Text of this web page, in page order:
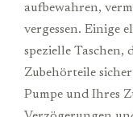
aufbewahren,
vergessen. Einige
spezielle Taschen,
Zubehörteile
Pumpe und Ihres